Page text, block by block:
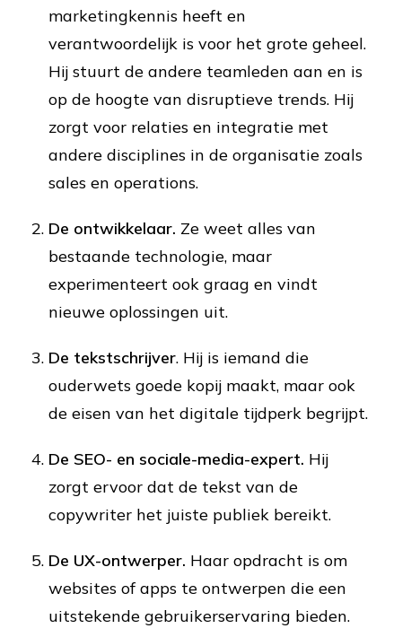
marketingkennis heeft en
verantwoordelijk is voor het grote geheel.
Hij stuurt de andere teamleden aan en is
op de hoogte van disruptieve trends. Hij
zorgt voor relaties en integratie met
andere disciplines in de organisatie zoals
sales en operations.
De ontwikkelaar. Ze weet alles van
bestaande technologie, maar
experimenteert ook graag en vindt
nieuwe oplossingen uit.
De tekstschrijver. Hij is iemand die
ouderwets goede kopij maakt, maar ook
de eisen van het digitale tijdperk begrijpt.
De SEO- en sociale-media-expert. Hij
zorgt ervoor dat de tekst van de
copywriter het juiste publiek bereikt.
De UX-ontwerper. Haar opdracht is om
websites of apps te ontwerpen die een
uitstekende gebruikerservaring bieden.